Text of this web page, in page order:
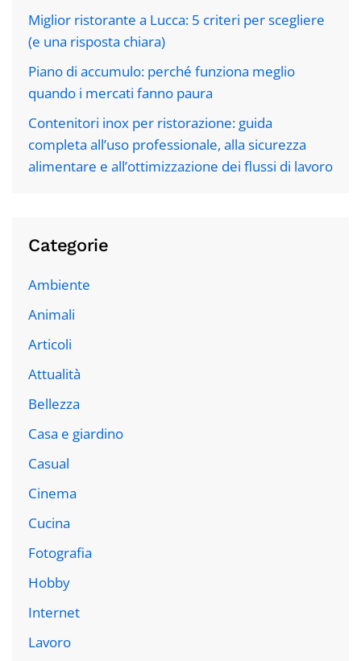
Miglior ristorante a Lucca: 5 criteri per scegliere
(e una risposta chiara)
Piano di accumulo: perché funziona meglio
quando i mercati fanno paura
Contenitori inox per ristorazione: guida
completa all’uso professionale, alla sicurezza
alimentare e all’ottimizzazione dei flussi di lavoro
Categorie
Ambiente
Animali
Articoli
Attualità
Bellezza
Casa e giardino
Casual
Cinema
Cucina
Fotografia
Hobby
Internet
Lavoro